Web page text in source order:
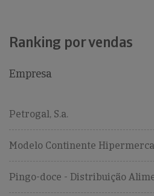
Ranking por vendas
Empresa
Petrogal, S.a.
Modelo Continente
Pingo-doce - Distribuição